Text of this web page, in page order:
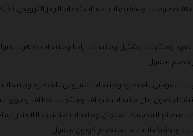
وجميعها عليها خصومات وتخفيضات عند استخدام الرمز
للعود ومنتجات بشتيل ومنتجات زادنا ومنتجات ظهرت
خصم شمول .
الموسى للعطاره ومنتجات المرواني للعطاره
للحصول على منتجات قطاف ومنتجات قطاف رضوى
المصمك الفنجان ومنتجات مناشف اللافندر
وتخفيضات عند استخدام كوبون شمول .